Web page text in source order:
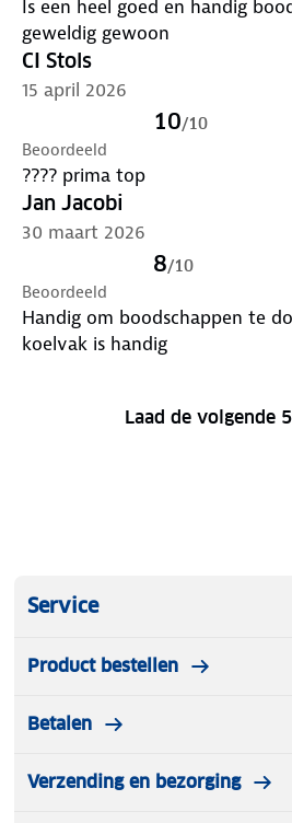
Is een heel goed en handig
geweldig gewoon
CI Stols
15 april 2026
10/10
Beoordeeld
???? prima top
Jan Jacobi
30 maart 2026
8/10
Beoordeeld
Handig om boodschappen te
koelvak is handig
Laad de volgende
Service
Product bestellen
Betalen
Verzending en bezorging